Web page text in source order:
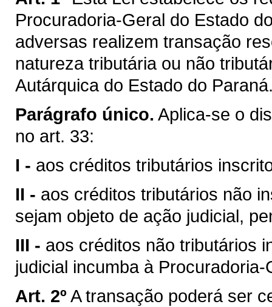
Procuradoria-Geral do Estado
adversas realizem transação
natureza tributária ou não
Autárquica do Estado do
Parágrafo único. Aplica-se o
no art. 33:
I - aos créditos tributários
II - aos créditos tributários não
sejam objeto de ação judicial,
III - aos créditos não tributários
judicial incumba à
Art. 2º A transação poderá ser